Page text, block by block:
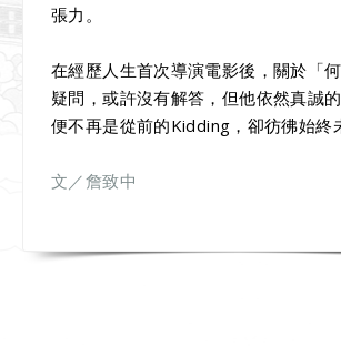
張力。
在經歷人生首次導演電影後，關於「
疑問，或許沒有解答，但他依然真誠
便不再是從前的Kidding，卻彷彿始終
文／詹致中